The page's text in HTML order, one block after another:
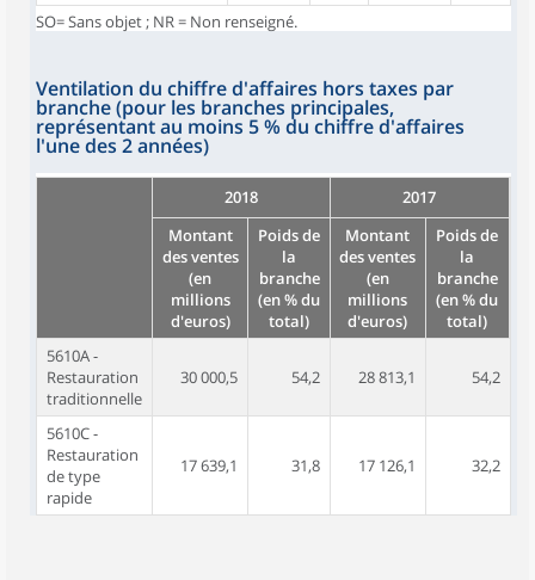
SO= Sans objet ; NR = Non renseigné.
Ventilation du chiffre d'affaires hors taxes par
branche (pour les branches principales,
représentant au moins 5 % du chiffre d'affaires
l'une des 2 années)
2018
2017
Montant
des ventes
(en
millions
d'euros)
Poids de
la
branche
(en % du
total)
Montant
des ventes
(en
millions
d'euros)
Poids de
la
branche
(en % du
total)
5610A -
Restauration
traditionnelle
30 000,5 54,2 28 813,1 54,2
5610C -
Restauration
de type
rapide
17 639,1 31,8 17 126,1 32,2